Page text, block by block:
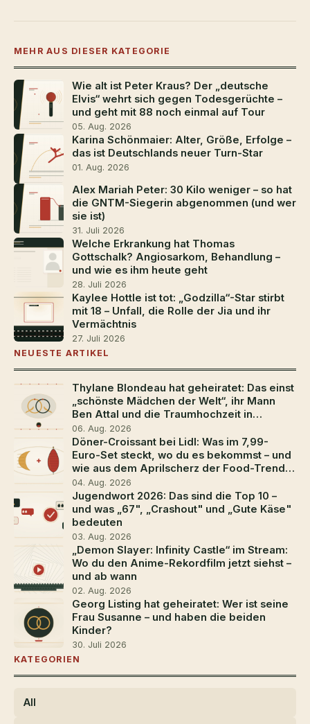
MEHR AUS DIESER KATEGORIE
Wie alt ist Peter Kraus? Der „deutsche
Elvis“ wehrt sich gegen Todesgerüchte –
und geht mit 88 noch einmal auf Tour
05. Aug. 2026
Karina Schönmaier: Alter, Größe, Erfolge –
das ist Deutschlands neuer Turn-Star
01. Aug. 2026
Alex Mariah Peter: 30 Kilo weniger – so hat
die GNTM-Siegerin abgenommen (und wer
sie ist)
31. Juli 2026
Welche Erkrankung hat Thomas
Gottschalk? Angiosarkom, Behandlung –
und wie es ihm heute geht
28. Juli 2026
Kaylee Hottle ist tot: „Godzilla“-Star stirbt
mit 18 – Unfall, die Rolle der Jia und ihr
Vermächtnis
27. Juli 2026
NEUESTE ARTIKEL
Thylane Blondeau hat geheiratet: Das einst
„schönste Mädchen der Welt“, ihr Mann
Ben Attal und die Traumhochzeit in
Südfrankreich
06. Aug. 2026
Döner-Croissant bei Lidl: Was im 7,99-
Euro-Set steckt, wo du es bekommst – und
wie aus dem Aprilscherz der Food-Trend
2026 wurde
04. Aug. 2026
Jugendwort 2026: Das sind die Top 10 –
und was „67", „Crashout" und „Gute Käse"
bedeuten
03. Aug. 2026
„Demon Slayer: Infinity Castle“ im Stream:
Wo du den Anime-Rekordfilm jetzt siehst –
und ab wann
02. Aug. 2026
Georg Listing hat geheiratet: Wer ist seine
Frau Susanne – und haben die beiden
Kinder?
30. Juli 2026
KATEGORIEN
All